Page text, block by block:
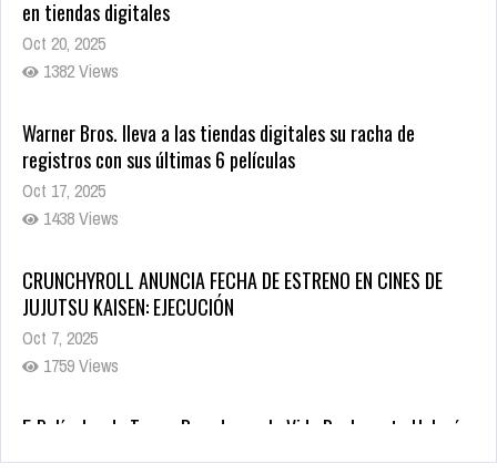
Warner Bros. lleva a las tiendas digitales su racha de
registros con sus últimas 6 películas
Oct 17, 2025
CRUNCHYROLL ANUNCIA FECHA DE ESTRENO EN CINES DE
JUJUTSU KAISEN: EJECUCIÓN
Oct 7, 2025
5 Películas de Terror Basadas en la Vida Real que te Helarán
la Sangre
Oct 22, 2025
Revive el terror: El conjuro 4: Últimos ritos ya está disponible